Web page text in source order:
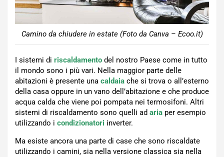
Camino da chiudere in estate (Foto da Canva – Ecoo.it)
I sistemi di riscaldamento del nostro Paese come in tutto
il mondo sono i più vari. Nella maggior parte delle
abitazioni è presente una caldaia che si trova o all’esterno
della casa oppure in un vano dell’abitazione e che produce
acqua calda che viene poi pompata nei termosifoni. Altri
sistemi di riscaldamento sono quelli ad aria per esempio
utilizzando i condizionatori inverter.
Ma esiste ancora una parte di case che sono riscaldate
utilizzando i camini, sia nella versione classica sia nella